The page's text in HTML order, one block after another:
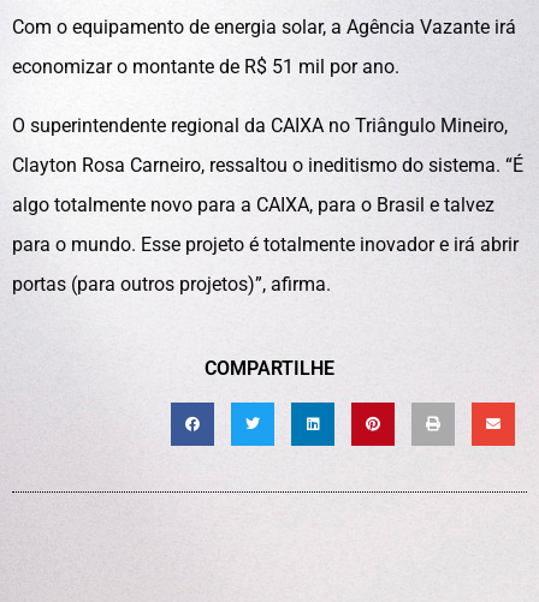
Com o equipamento de energia solar, a Agência Vazante irá
economizar o montante de R$ 51 mil por ano.
O superintendente regional da CAIXA no Triângulo Mineiro,
Clayton Rosa Carneiro, ressaltou o ineditismo do sistema. “É
algo totalmente novo para a CAIXA, para o Brasil e talvez
para o mundo. Esse projeto é totalmente inovador e irá abrir
portas (para outros projetos)”, afirma.
COMPARTILHE